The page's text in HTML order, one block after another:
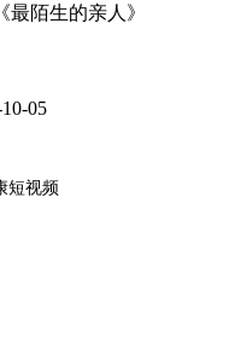
陌生的亲人》
05
短视频